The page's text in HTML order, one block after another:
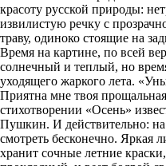
красоту русской природы:
извилистую речку с
траву, одиноко стоящие на
Время на картине, по всей
солнечный и теплый, но
уходящего жаркого лета.
Приятна мне твоя
стихотворении «Осень»
Пушкин. И действительно:
смотреть бесконечно. Яркая
хранит сочные летние